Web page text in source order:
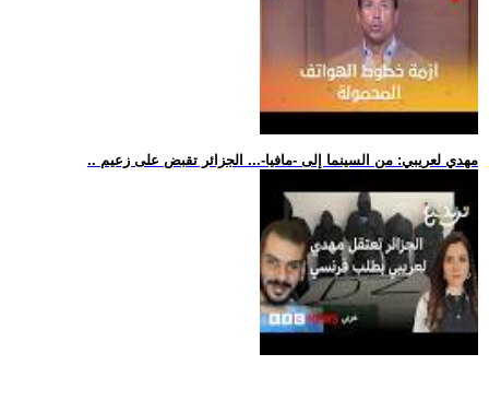
.. مهدي لعريبي: من السينما إلى -مافيا-... الجزائر تقبض على زعيم